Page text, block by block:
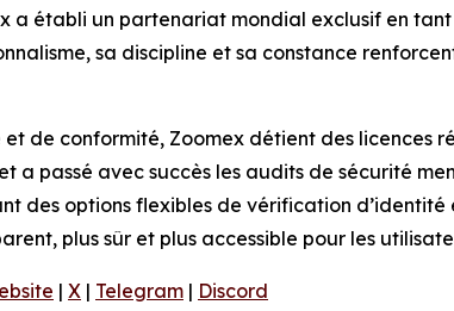
a établi un partenariat mondial exclusif en
sa discipline et sa constance
de conformité, Zoomex détient des licences
et a passé avec succès les audits de sécurité
des options flexibles de vérification
plus sûr et plus accessible pour les
| X | Telegram | Discord